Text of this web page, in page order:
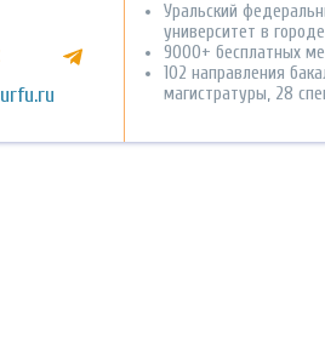
urfu.ru
Уральский
университет в
9000+ бесплатных
102 направления
магистратуры, 28